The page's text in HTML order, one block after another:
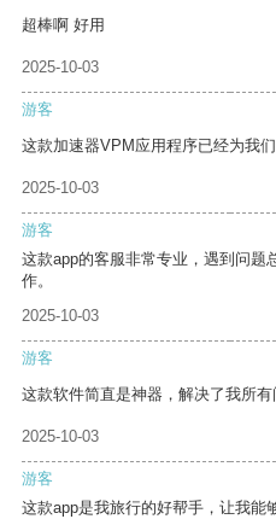
超棒啊 好用
2025-10-03
游客
这款加速器VPM应用程序已经为我
2025-10-03
游客
这款app的客服非常专业，遇到问题
作。
2025-10-03
游客
这款软件简直是神器，解决了我所有
2025-10-03
游客
这款app是我旅行的好帮手，让我能